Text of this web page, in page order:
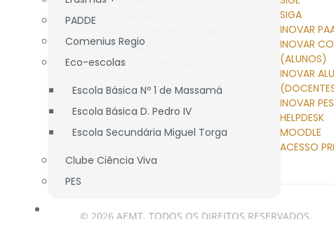
PADDE
Comenius Regio
Eco-escolas
Escola Básica Nº 1 de Massamá
Escola Básica D. Pedro IV
Escola Secundária Miguel Torga
Clube Ciência Viva
PES
BIBLIOTECA
ASS. PAIS/E.E.
NOTÍCIAS
FORMAÇÃO ECONTENT
SIGA
INOVAR
INOVAR
(ALUNOS)
INOVAR
INOVAR
HELPDESK
MOODLE
ACESSO
© 2026 AEMT. TODOS OS DIREITOS RESERVADOS.